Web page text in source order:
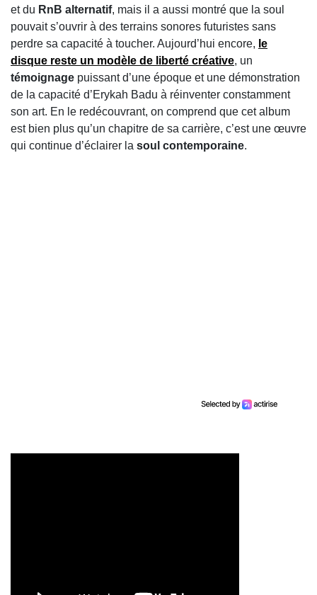
et du RnB alternatif, mais il a aussi montré que la soul
pouvait s’ouvrir à des terrains sonores futuristes sans
perdre sa capacité à toucher. Aujourd’hui encore, le
disque reste un modèle de liberté créative, un
témoignage puissant d’une époque et une démonstration
de la capacité d’Erykah Badu à réinventer constamment
son art. En le redécouvrant, on comprend que cet album
est bien plus qu’un chapitre de sa carrière, c’est une œuvre
qui continue d’éclairer la soul contemporaine.